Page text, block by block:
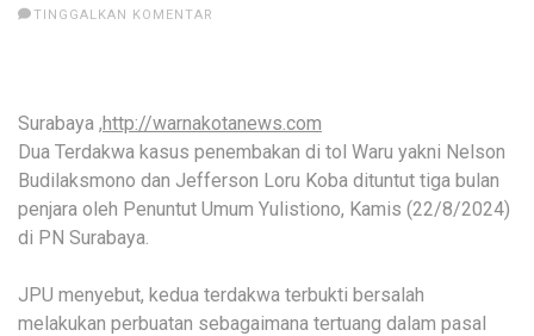
TINGGALKAN KOMENTAR
Surabaya ,http://warnakotanews.com
Dua Terdakwa kasus penembakan di tol Waru yakni Nelson
Budilaksmono dan Jefferson Loru Koba dituntut tiga bulan
penjara oleh Penuntut Umum Yulistiono, Kamis (22/8/2024)
di PN Surabaya.
JPU menyebut, kedua terdakwa terbukti bersalah
melakukan perbuatan sebagaimana tertuang dalam pasal